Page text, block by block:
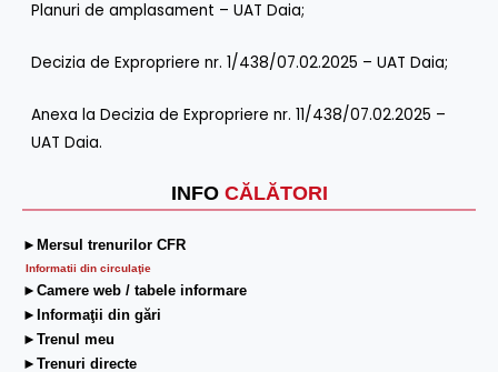
INFO CĂLĂTORI
►Mersul trenurilor CFR
Informatii din circulaţie
►Camere web / tabele informare
►Informaţii din gări
►Trenul meu
►Trenuri directe
Planuri de amplasament – UAT Daia;
Decizia de Expropriere nr. 1/438/07.02.2025 – UAT Daia;
Anexa la Decizia de Expropriere nr. 11/438/07.02.2025 –
UAT Daia.